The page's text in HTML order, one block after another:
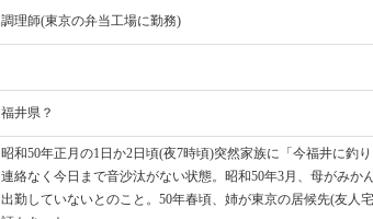
調理師(東京の弁当工場に勤務)
福井県？
昭和50年正月の1日か2日頃(夜7時頃)突然家族に「今福井に釣
連絡なく今日まで音沙汰がない状態。昭和50年3月、母がみか
出勤していないとのこと。50年春頃、姉が東京の居候先(友人